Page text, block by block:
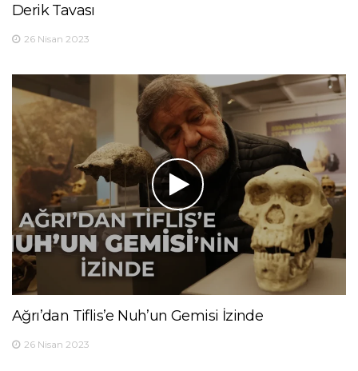
Derik Tavası
26 Nisan 2023
Ağrı’dan Tiflis’e Nuh’un Gemisi İzinde
26 Nisan 2023